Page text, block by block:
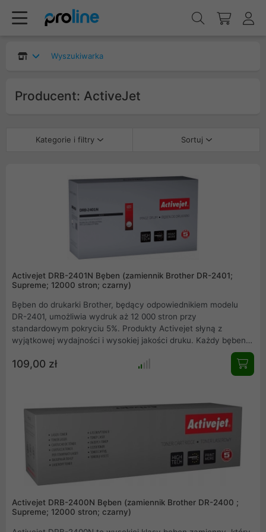
Wyszukiwarka
Producent: ActiveJet
Kategorie i filtry Sortuj
Activejet DRB-2401N Bęben (zamiennik Brother DR-2401;
Supreme; 12000 stron; czarny)
Bęben do drukarki Brother, będący odpowiednikiem modelu
DR-2401, umożliwia wydruk aż 12 000 stron przy
standardowym pokryciu 5%. Produkty Activejet słyną z
wyjątkowej wydajności i wysokiej jakości druku. Każdy bęben
przechodzi szereg rygorystycznych testów jakościowych, co
przekłada się na bezpieczeństwo użytkowania oraz komfort
109,00 zł
Activejet DRB-2400N Bęben (zamiennik Brother DR-2400 ;
Supreme; 12000 stron; czarny)